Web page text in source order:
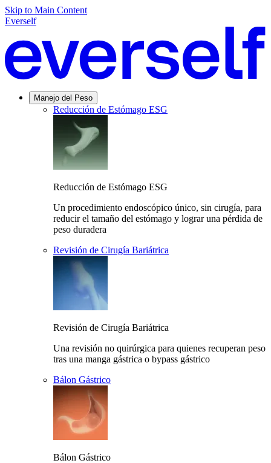
Skip to Main Content
Everself
Manejo del Peso
Reducción de Estómago ESG
Reducción de Estómago ESG
Un procedimiento endoscópico único, sin cirugía, para
reducir el tamaño del estómago y lograr una pérdida de
peso duradera
Revisión de Cirugía Bariátrica
Revisión de Cirugía Bariátrica
Una revisión no quirúrgica para quienes recuperan peso
tras una manga gástrica o bypass gástrico
Bálon Gástrico
Bálon Gástrico